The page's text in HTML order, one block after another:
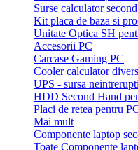
Surse calculator
Kit placa de baza si
Unitate Optica SH
Accesorii PC
Carcase Gaming PC
Cooler calculator
UPS - sursa
HDD Second Hand
Placi de retea pentru
Mai mult
Componente laptop
Toate Componente